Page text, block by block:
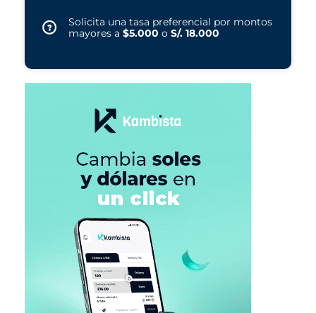
Solicita una tasa preferencial por montos
mayores a $5.000 o S/. 18.000